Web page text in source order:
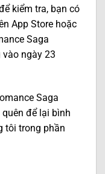
kiểm tra, bạn có
App Store hoặc
Saga
vào ngày 23
Saga
để lại bình
tôi trong phần